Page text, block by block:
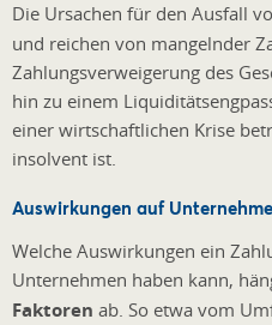
Die Ursachen für den Ausfall
und reichen von mangelnder
Zahlungsverweigerung des
hin zu einem
einer wirtschaftlichen Krise
insolvent ist.
Auswirkungen auf
Welche Auswirkungen ein
Unternehmen haben kann,
Faktoren ab. So etwa vom